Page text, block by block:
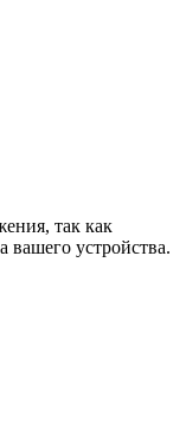
так как
вашего устройства.